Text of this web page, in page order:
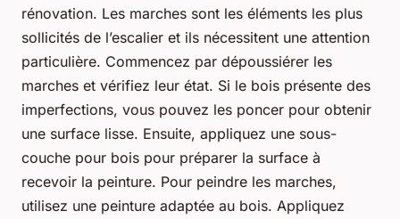
rénovation. Les marches sont les éléments les plus
sollicités de l’escalier et ils nécessitent une attention
particulière. Commencez par dépoussiérer les
marches et vérifiez leur état. Si le bois présente des
imperfections, vous pouvez les poncer pour obtenir
une surface lisse. Ensuite, appliquez une sous-
couche pour bois pour préparer la surface à
recevoir la peinture. Pour peindre les marches,
utilisez une peinture adaptée au bois. Appliquez